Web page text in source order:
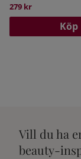
279 kr
Köp
Vill du ha
beauty-